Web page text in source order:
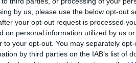
by us, please use the below opt-out
your opt-out request is processed
on personal information utilized by us
your opt-out. You may separately
by third parties on the IAB’s list of